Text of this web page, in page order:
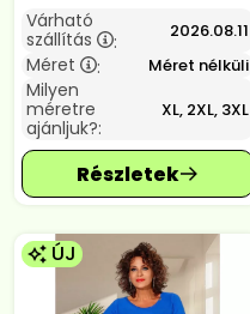
Várható
szállítás
: 2026.08.11
Méret : Méret nélküli
Milyen
méretre
ajánljuk?:
XL, 2XL, 3XL
ÚJ